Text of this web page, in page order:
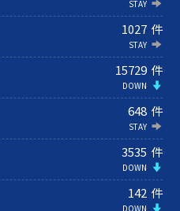
1027 件
15729 件
648 件
3535 件
142 件